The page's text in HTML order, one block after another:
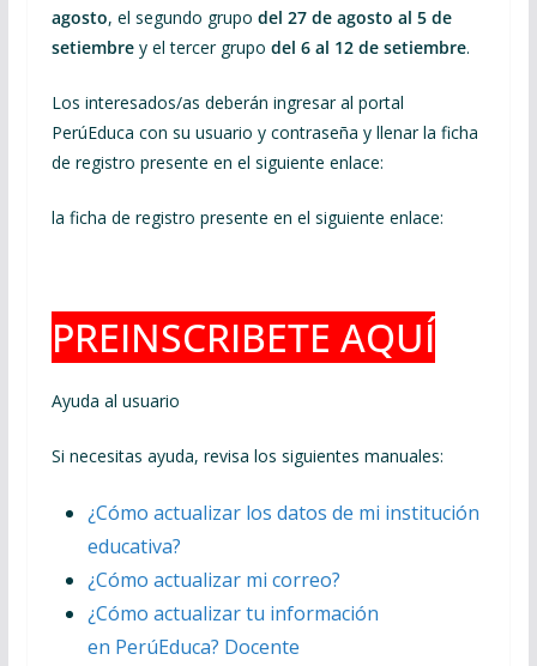
agosto, el segundo grupo del 27 de agosto al 5 de
setiembrey el tercer grupo del 6 al 12 de setiembre.
Los interesados/as deberán ingresar al portal
PerúEduca con su usuario y contraseña y llenar la ficha
de registro presente en el siguiente enlace:
la ficha de registro presente en el siguiente enlace:
PREINSCRIBETE AQUÍ
Ayuda al usuario
Si necesitas ayuda, revisa los siguientes manuales:
¿Cómo actualizar los datos de mi institución
educativa?
¿Cómo actualizar mi correo?
¿Cómo actualizar tu información
en PerúEduca? Docente